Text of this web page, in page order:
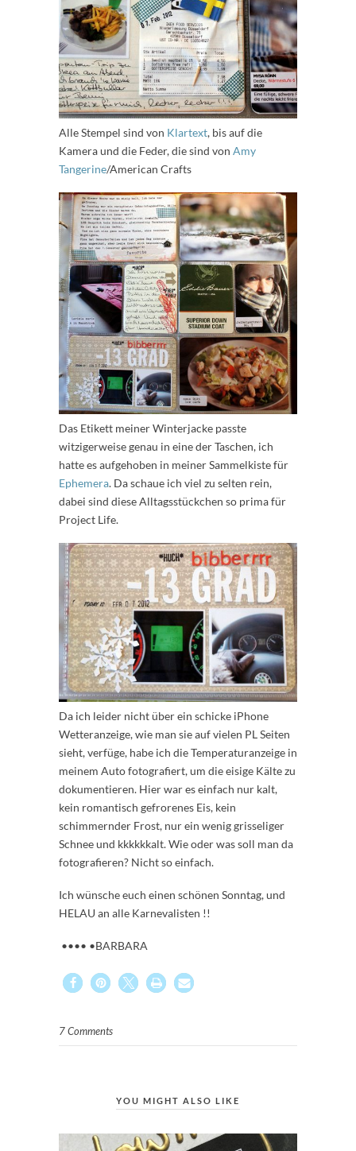
Alle Stempel sind von Klartext, bis auf die
Kamera und die Feder, die sind von Amy
Tangerine/American Crafts
Das Etikett meiner Winterjacke passte
witzigerweise genau in eine der Taschen, ich
hatte es aufgehoben in meiner Sammelkiste für
Ephemera. Da schaue ich viel zu selten rein,
dabei sind diese Alltagsstückchen so prima für
Project Life.
Da ich leider nicht über ein schicke iPhone
Wetteranzeige, wie man sie auf vielen PL Seiten
sieht, verfüge, habe ich die Temperaturanzeige in
meinem Auto fotografiert, um die eisige Kälte zu
dokumentieren. Hier war es einfach nur kalt,
kein romantisch gefrorenes Eis, kein
schimmernder Frost, nur ein wenig grisseliger
Schnee und kkkkkkalt. Wie oder was soll man da
fotografieren? Nicht so einfach.
Ich wünsche euch einen schönen Sonntag, und
HELAU an alle Karnevalisten !!
•••• •BARBARA
7 Comments
YOU MIGHT ALSO LIKE